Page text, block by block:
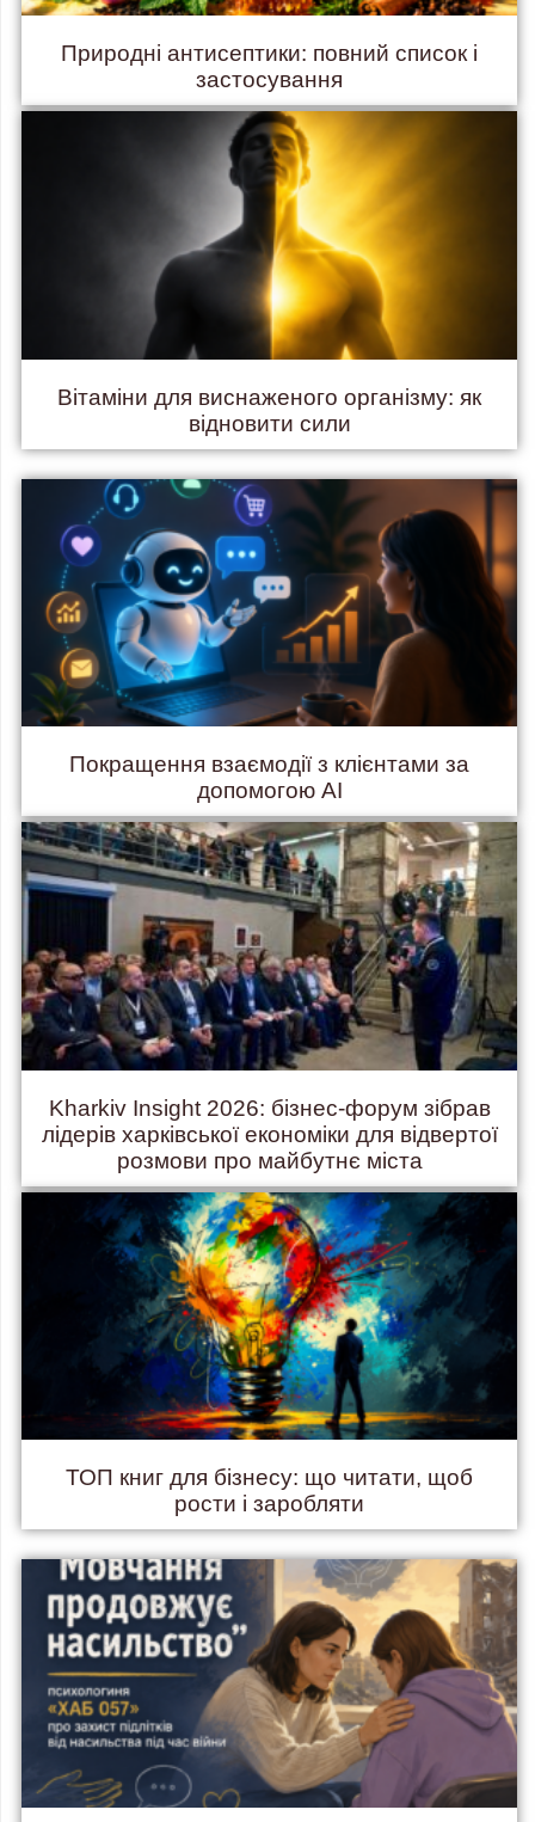
Природні антисептики: повний список і
застосування
Вітаміни для виснаженого організму: як
відновити сили
Покращення взаємодії з клієнтами за
допомогою AI
Kharkiv Insight 2026: бізнес-форум зібрав
лідерів харківської економіки для відвертої
розмови про майбутнє міста
ТОП книг для бізнесу: що читати, щоб
рости і заробляти